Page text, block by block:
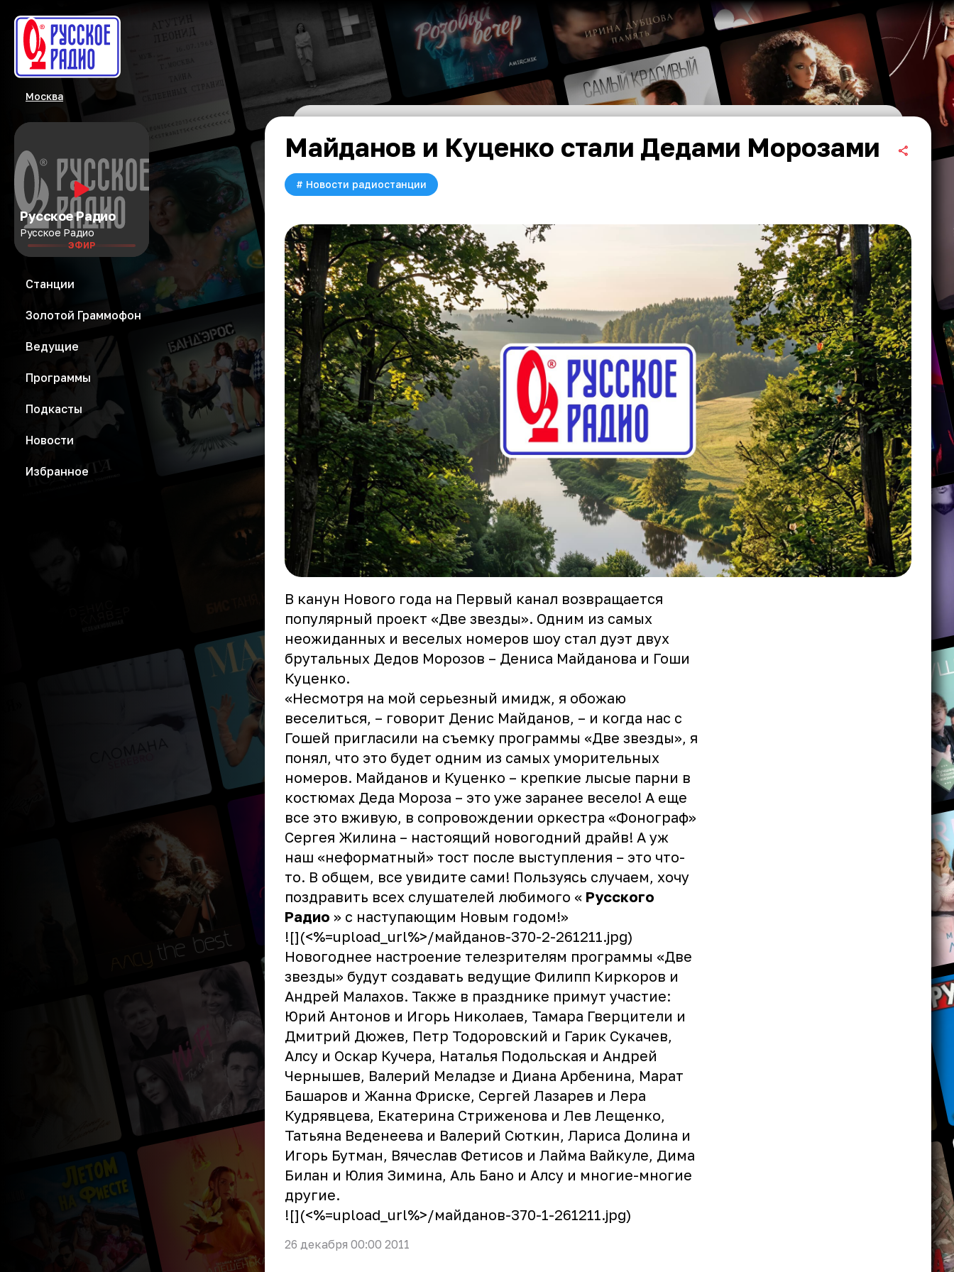
Москва
Русское Радио
Русское Радио
ЭФИР
Станции
Золотой Граммофон
Ведущие
Программы
Подкасты
Новости
Избранное
Майданов и Куценко стали Дедами Морозами
# Новости радиостанции
В канун Нового года на Первый канал возвращается
популярный проект «Две звезды». Одним из самых
неожиданных и веселых номеров шоу стал дуэт двух
брутальных Дедов Морозов – Дениса Майданова и Гоши
Куценко.
«Несмотря на мой серьезный имидж, я обожаю
веселиться, – говорит Денис Майданов, – и когда нас с
Гошей пригласили на съемку программы «Две звезды», я
понял, что это будет одним из самых уморительных
номеров. Майданов и Куценко – крепкие лысые парни в
костюмах Деда Мороза – это уже заранее весело! А еще
все это вживую, в сопровождении оркестра «Фонограф»
Сергея Жилина – настоящий новогодний драйв! А уж
наш «неформатный» тост после выступления – это что-
то. В общем, все увидите сами! Пользуясь случаем, хочу
поздравить всех слушателей любимого « Русского
Радио » с наступающим Новым годом!»
![](<%=upload_url%>/майданов-370-2-261211.jpg)
Новогоднее настроение телезрителям программы «Две
звезды» будут создавать ведущие Филипп Киркоров и
Андрей Малахов. Также в празднике примут участие:
Юрий Антонов и Игорь Николаев, Тамара Гверцители и
Дмитрий Дюжев, Петр Тодоровский и Гарик Сукачев,
Алсу и Оскар Кучера, Наталья Подольская и Андрей
Чернышев, Валерий Меладзе и Диана Арбенина, Марат
Башаров и Жанна Фриске, Сергей Лазарев и Лера
Кудрявцева, Екатерина Стриженова и Лев Лещенко,
Татьяна Веденеева и Валерий Сюткин, Лариса Долина и
Игорь Бутман, Вячеслав Фетисов и Лайма Вайкуле, Дима
Билан и Юлия Зимина, Аль Бано и Алсу и многие-многие
другие.
![](<%=upload_url%>/майданов-370-1-261211.jpg)
26 декабря 00:00 2011